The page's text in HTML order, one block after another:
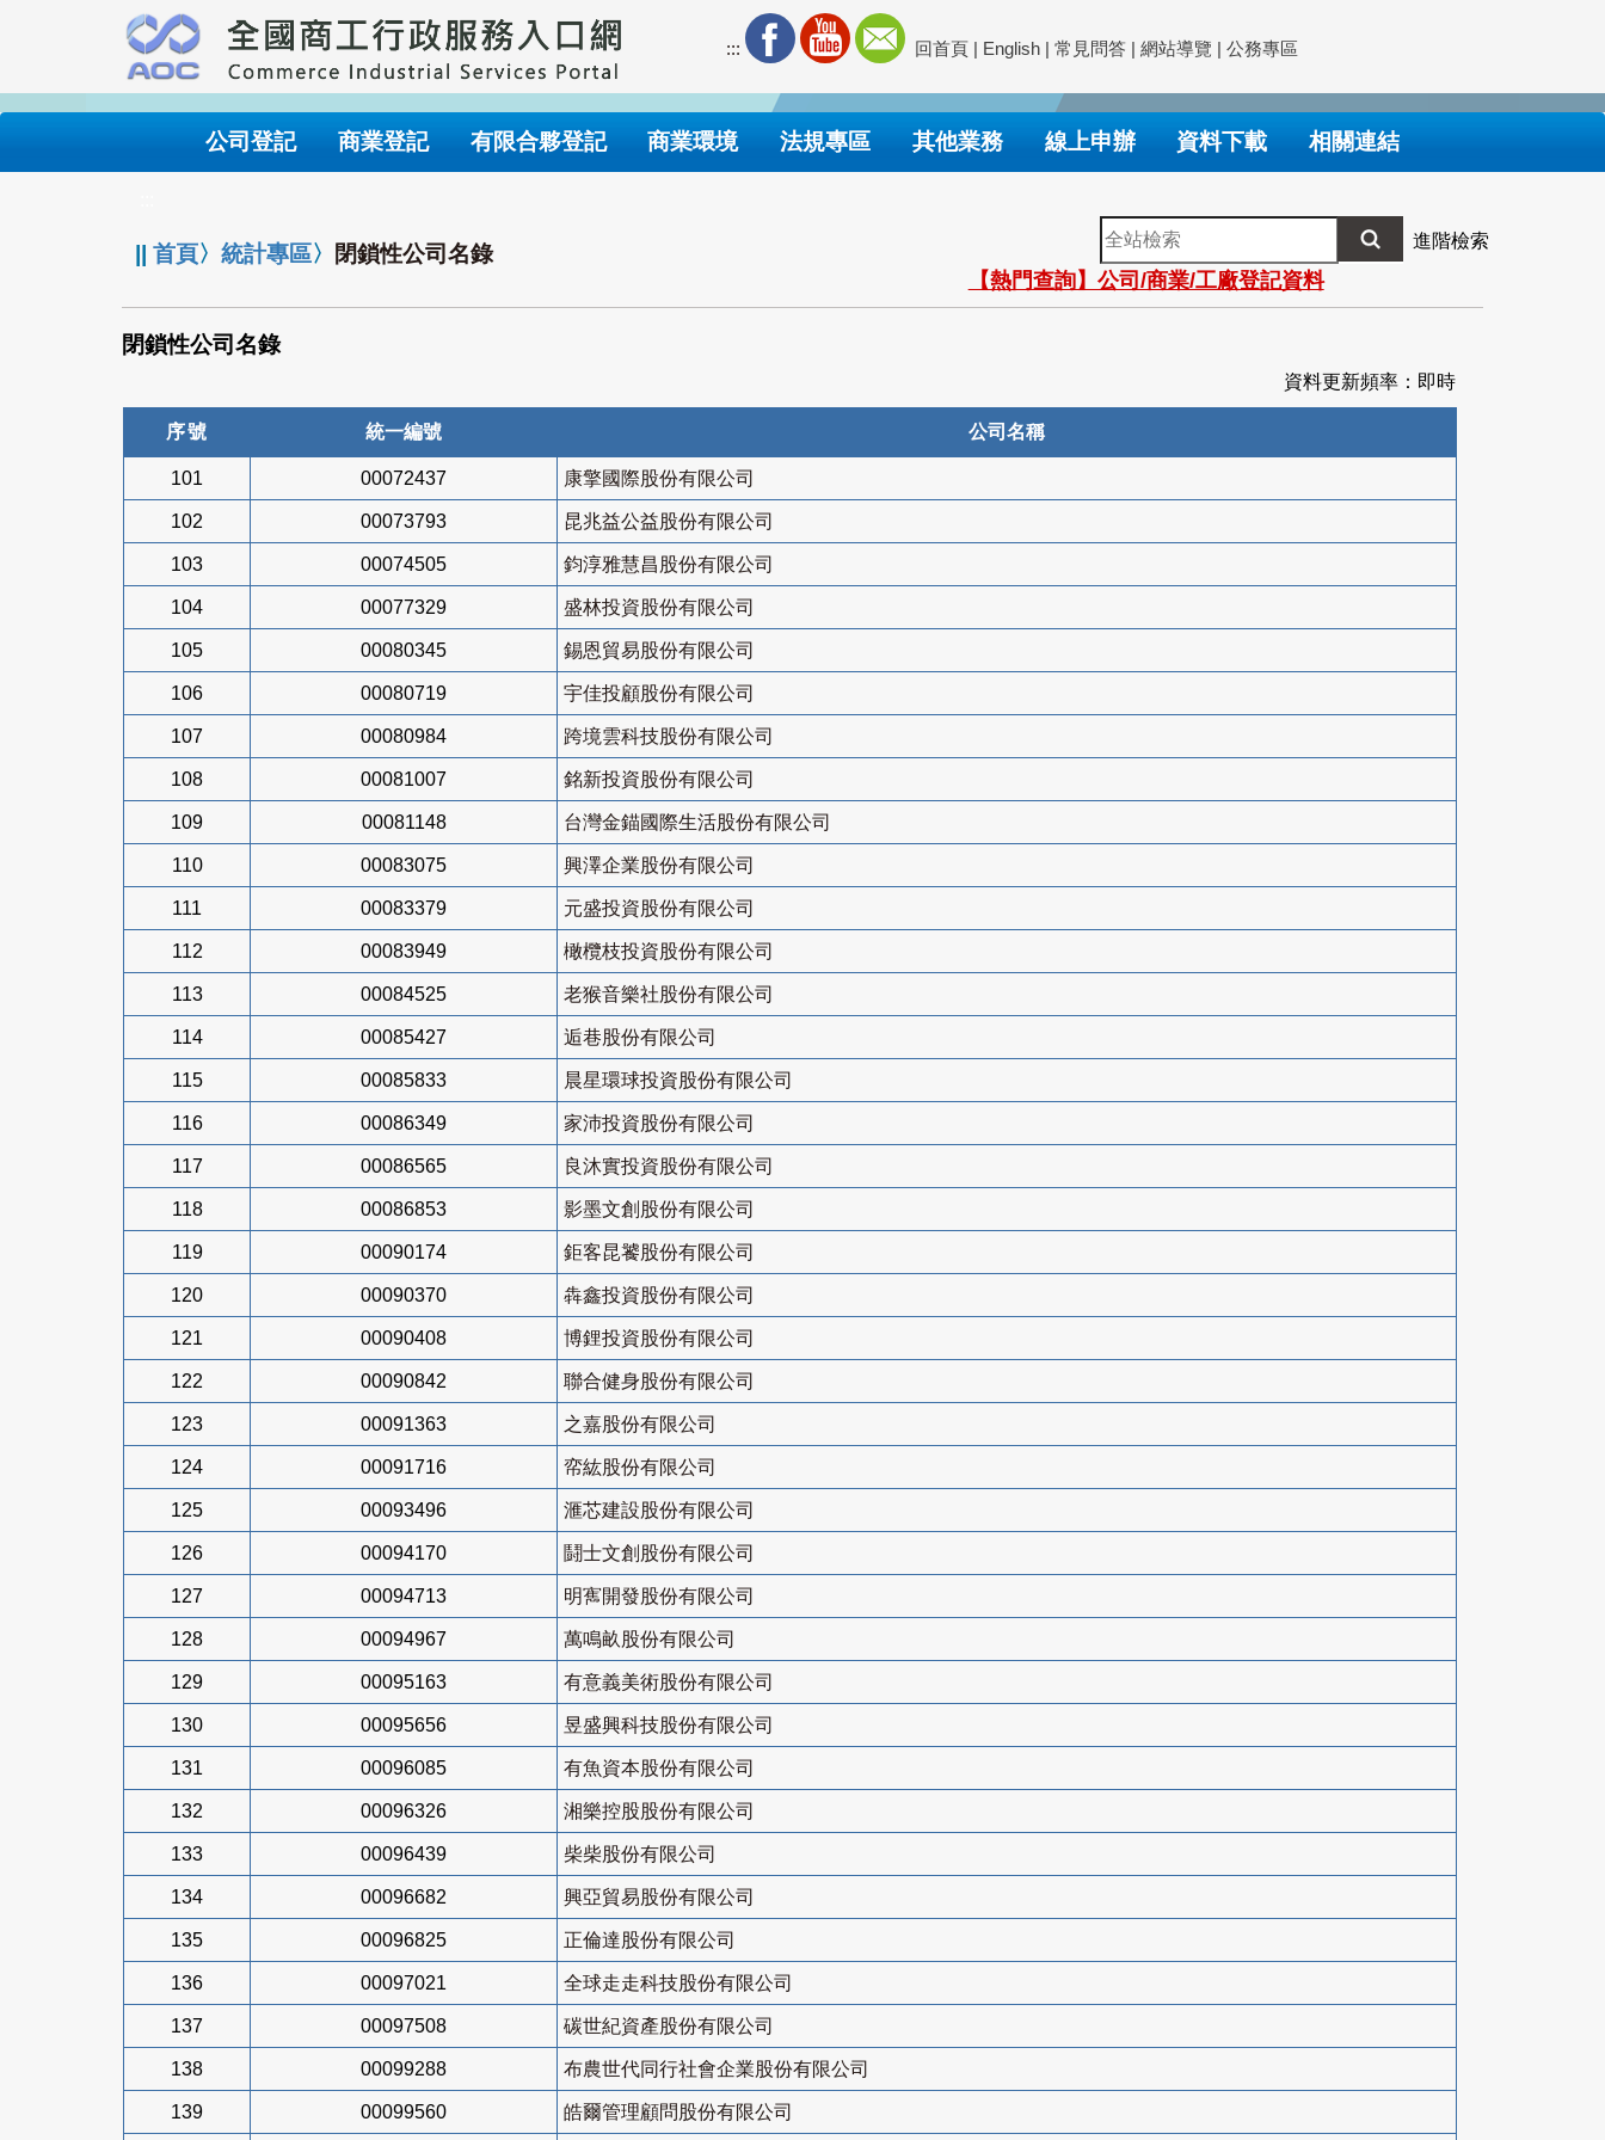
要
內
::: 回首頁 | English | 常見問答 | 網站導覽 | 公務專區
公司登記 商業登記 有限合夥登記 商業環境 法規專區 其他業務 線上申辦 資料下載 相關連結
||首頁〉統計專區〉 閉鎖性公司名錄
全
站
檢
索
進階檢索
【熱門查詢】公司/商業/工廠登記資料
閉鎖性公司名錄
資料更新頻率：即時
序號 統一編號 公司名稱
101 00072437 康擎國際股份有限公司
102 00073793 昆兆益公益股份有限公司
103 00074505 鈞淳雅慧昌股份有限公司
104 00077329 盛林投資股份有限公司
105 00080345 錫恩貿易股份有限公司
106 00080719 宇佳投顧股份有限公司
107 00080984 跨境雲科技股份有限公司
108 00081007 銘新投資股份有限公司
109 00081148 台灣金錨國際生活股份有限公司
110 00083075 興澤企業股份有限公司
111 00083379 元盛投資股份有限公司
112 00083949 橄欖枝投資股份有限公司
113 00084525 老猴音樂社股份有限公司
114 00085427 逅巷股份有限公司
115 00085833 晨星環球投資股份有限公司
116 00086349 家沛投資股份有限公司
117 00086565 良沐實投資股份有限公司
118 00086853 影墨文創股份有限公司
119 00090174 鉅客昆饕股份有限公司
120 00090370 犇鑫投資股份有限公司
121 00090408 博鋰投資股份有限公司
122 00090842 聯合健身股份有限公司
123 00091363 之嘉股份有限公司
124 00091716 帟紘股份有限公司
125 00093496 滙芯建設股份有限公司
126 00094170 鬪士文創股份有限公司
127 00094713 明寯開發股份有限公司
128 00094967 萬鳴畝股份有限公司
129 00095163 有意義美術股份有限公司
130 00095656 昱盛興科技股份有限公司
131 00096085 有魚資本股份有限公司
132 00096326 湘樂控股股份有限公司
133 00096439 柴柴股份有限公司
134 00096682 興亞貿易股份有限公司
135 00096825 正倫達股份有限公司
136 00097021 全球走走科技股份有限公司
137 00097508 碳世紀資產股份有限公司
138 00099288 布農世代同行社會企業股份有限公司
139 00099560 皓爾管理顧問股份有限公司